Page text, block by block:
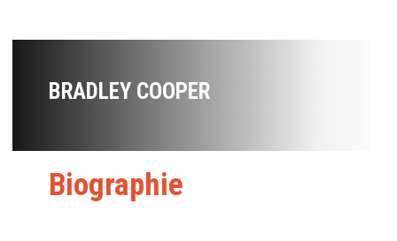
BRADLEY COOPER
Biographie